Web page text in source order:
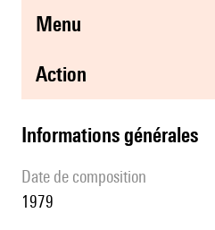
menu
action
informations générales
date de composition
1979